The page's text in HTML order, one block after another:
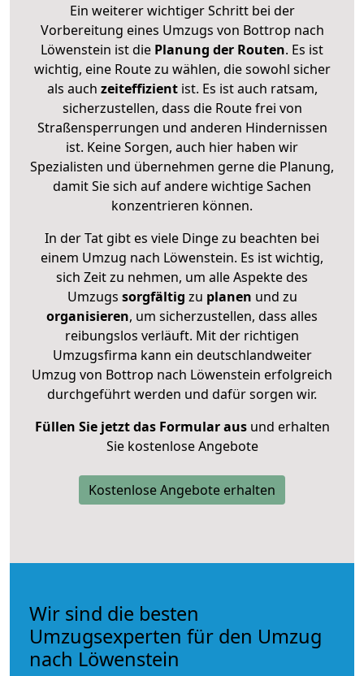
Ein weiterer wichtiger Schritt bei der
Vorbereitung eines Umzugs von Bottrop nach
Löwenstein ist die Planung der Routen. Es ist
wichtig, eine Route zu wählen, die sowohl sicher
als auch zeiteffizientist. Es ist auch ratsam,
sicherzustellen, dass die Route frei von
Straßensperrungen und anderen Hindernissen
ist. Keine Sorgen, auch hier haben wir
Spezialisten und übernehmen gerne die Planung,
damit Sie sich auf andere wichtige Sachen
konzentrieren können.
In der Tat gibt es viele Dinge zu beachten bei
einem Umzug nach Löwenstein. Es ist wichtig,
sich Zeit zu nehmen, um alle Aspekte des
Umzugs sorgfältig zu planen und zu
organisieren, um sicherzustellen, dass alles
reibungslos verläuft. Mit der richtigen
Umzugsfirma kann ein deutschlandweiter
Umzug von Bottrop nach Löwenstein erfolgreich
durchgeführt werden und dafür sorgen wir.
Füllen Sie jetzt das Formular ausund erhalten
Sie kostenlose Angebote
Kostenlose Angebote erhalten
Wir sind die besten
Umzugsexperten für den Umzug
nach Löwenstein